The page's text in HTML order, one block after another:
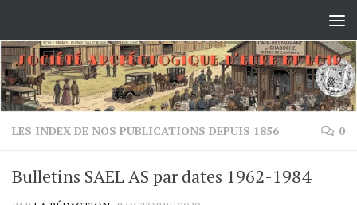
LES INDEX DE NOS PUBLICATIONS DEPUIS 1856 0
Bulletins SAEL AS par dates 1962-1984